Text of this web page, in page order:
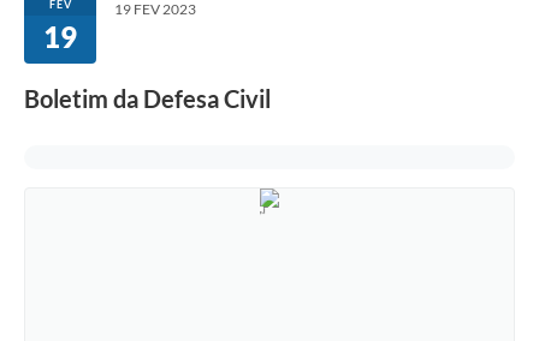
Ouvidoria
FEV
19
19 FEV 2023
Boletim da Defesa Civil